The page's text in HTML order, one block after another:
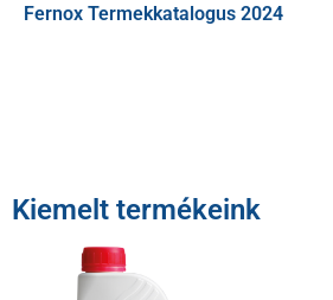
Fernox Termekkatalogus 2024
Kiemelt termékeink